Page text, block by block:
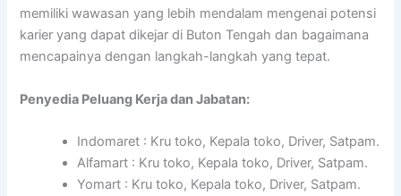
memiliki wawasan yang lebih mendalam mengenai potensi
karier yang dapat dikejar di Buton Tengah dan bagaimana
mencapainya dengan langkah-langkah yang tepat.
Penyedia Peluang Kerja dan Jabatan:
Indomaret : Kru toko, Kepala toko, Driver, Satpam.
Alfamart : Kru toko, Kepala toko, Driver, Satpam.
Yomart : Kru toko, Kepala toko, Driver, Satpam.